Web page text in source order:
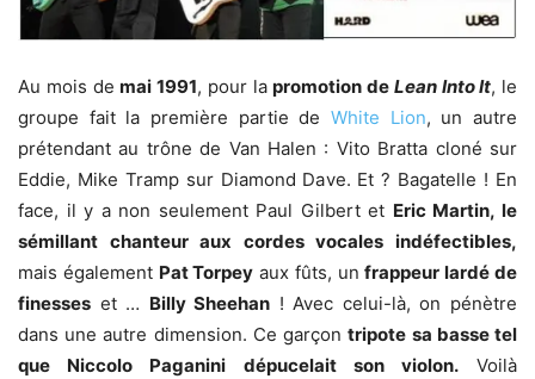
Au mois demai 1991, pour lapromotion de Lean Into It, le
groupe fait la première partie de White Lion, un autre
prétendant au trône de Van Halen : Vito Bratta cloné sur
Eddie, Mike Tramp sur Diamond Dave. Et ? Bagatelle ! En
face, il y a non seulement Paul Gilbert et Eric Martin, le
sémillant chanteur aux cordes vocales indéfectibles,
mais également Pat Torpey aux fûts, unfrappeur lardé de
finesses et … Billy Sheehan ! Avec celui-là, on pénètre
dans une autre dimension. Ce garçontripote sa basse tel
que Niccolo Paganini dépucelait son violon.Voilà